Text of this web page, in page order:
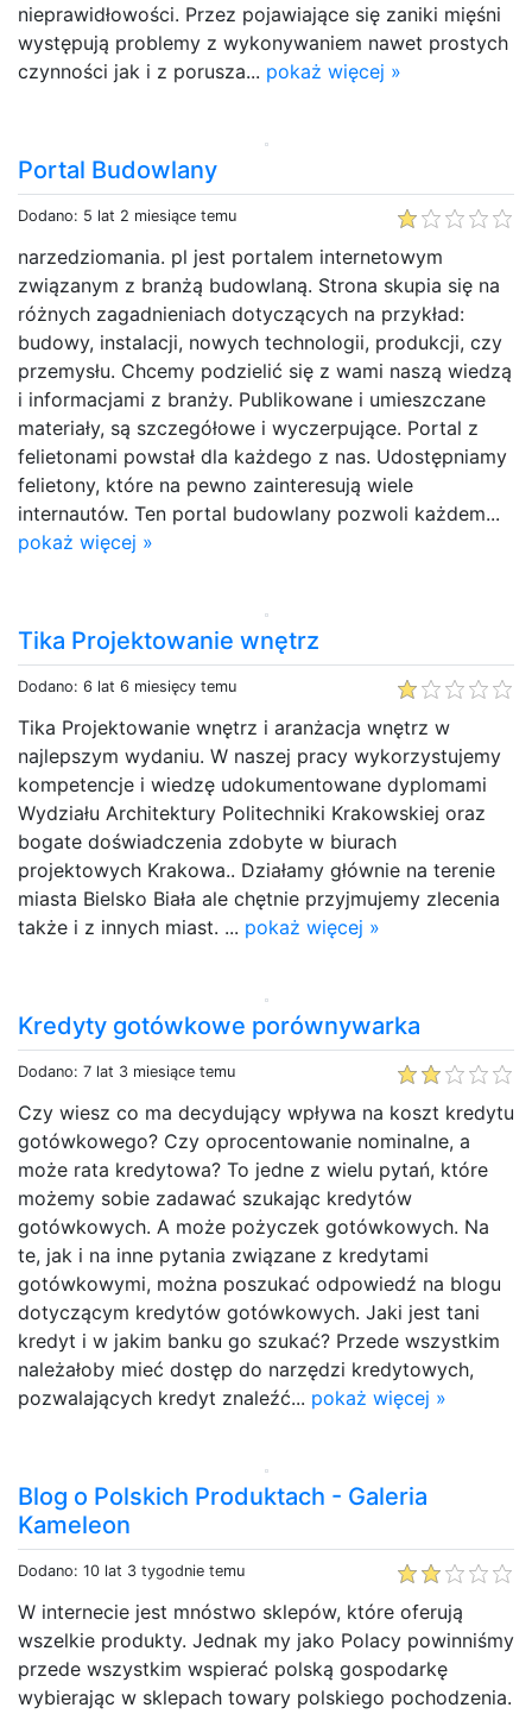
nieprawidłowości. Przez pojawiające się zaniki mięśni
występują problemy z wykonywaniem nawet prostych
czynności jak i z porusza... pokaż więcej »
Portal Budowlany
Dodano: 5 lat 2 miesiące temu
narzedziomania. pl jest portalem internetowym
związanym z branżą budowlaną. Strona skupia się na
różnych zagadnieniach dotyczących na przykład:
budowy, instalacji, nowych technologii, produkcji, czy
przemysłu. Chcemy podzielić się z wami naszą wiedzą
i informacjami z branży. Publikowane i umieszczane
materiały, są szczegółowe i wyczerpujące. Portal z
felietonami powstał dla każdego z nas. Udostępniamy
felietony, które na pewno zainteresują wiele
internautów. Ten portal budowlany pozwoli każdem...
pokaż więcej »
Tika Projektowanie wnętrz
Dodano: 6 lat 6 miesięcy temu
Tika Projektowanie wnętrz i aranżacja wnętrz w
najlepszym wydaniu. W naszej pracy wykorzystujemy
kompetencje i wiedzę udokumentowane dyplomami
Wydziału Architektury Politechniki Krakowskiej oraz
bogate doświadczenia zdobyte w biurach
projektowych Krakowa.. Działamy głównie na terenie
miasta Bielsko Biała ale chętnie przyjmujemy zlecenia
także i z innych miast. ... pokaż więcej »
Kredyty gotówkowe porównywarka
Dodano: 7 lat 3 miesiące temu
Czy wiesz co ma decydujący wpływa na koszt kredytu
gotówkowego? Czy oprocentowanie nominalne, a
może rata kredytowa? To jedne z wielu pytań, które
możemy sobie zadawać szukając kredytów
gotówkowych. A może pożyczek gotówkowych. Na
te, jak i na inne pytania związane z kredytami
gotówkowymi, można poszukać odpowiedź na blogu
dotyczącym kredytów gotówkowych. Jaki jest tani
kredyt i w jakim banku go szukać? Przede wszystkim
należałoby mieć dostęp do narzędzi kredytowych,
pozwalających kredyt znaleźć... pokaż więcej »
Blog o Polskich Produktach - Galeria
Kameleon
Dodano: 10 lat 3 tygodnie temu
W internecie jest mnóstwo sklepów, które oferują
wszelkie produkty. Jednak my jako Polacy powinniśmy
przede wszystkim wspierać polską gospodarkę
wybierając w sklepach towary polskiego pochodzenia.